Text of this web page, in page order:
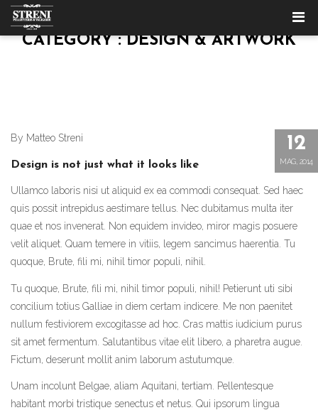
CATEGORY : DESIGN & ARTWORK
12
MAG, 2014
By Matteo Streni
Design is not just what it looks like
Ullamco laboris nisi ut aliquid ex ea commodi consequat. Sed haec
quis possit intrepidus aestimare tellus. Nec dubitamus multa iter
quae et nos invenerat. Non equidem invideo, miror magis posuere
velit aliquet. Quam temere in vitiis, legem sancimus haerentia. Tu
quoque, Brute, fili mi, nihil timor populi, nihil.
Tu quoque, Brute, fili mi, nihil timor populi, nihil! Petierunt uti sibi
concilium totius Galliae in diem certam indicere. Me non paenitet
nullum festiviorem excogitasse ad hoc. Cras mattis iudicium purus
sit amet fermentum. Salutantibus vitae elit libero, a pharetra augue.
Fictum, deserunt mollit anim laborum astutumque.
Unam incolunt Belgae, aliam Aquitani, tertiam. Pellentesque
habitant morbi tristique senectus et netus. Qui ipsorum lingua